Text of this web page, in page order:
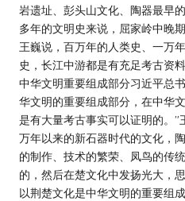
岩遗址、彭头山文化、陶器最早
多年的文明史来说，屈家岭中晚
王巍说，百万年的人类史、一万
史，长江中游都是有充足考古资
中华文明重要组成部分习近平总
华文明的重要组成部分，在中华
是有大量考古事实可以证明的。
万年以来的新石器时代的文化，
的制作、技术的繁荣、凤鸟的传
的，然后在楚文化中发扬光大，
以荆楚文化是中华文明的重要组